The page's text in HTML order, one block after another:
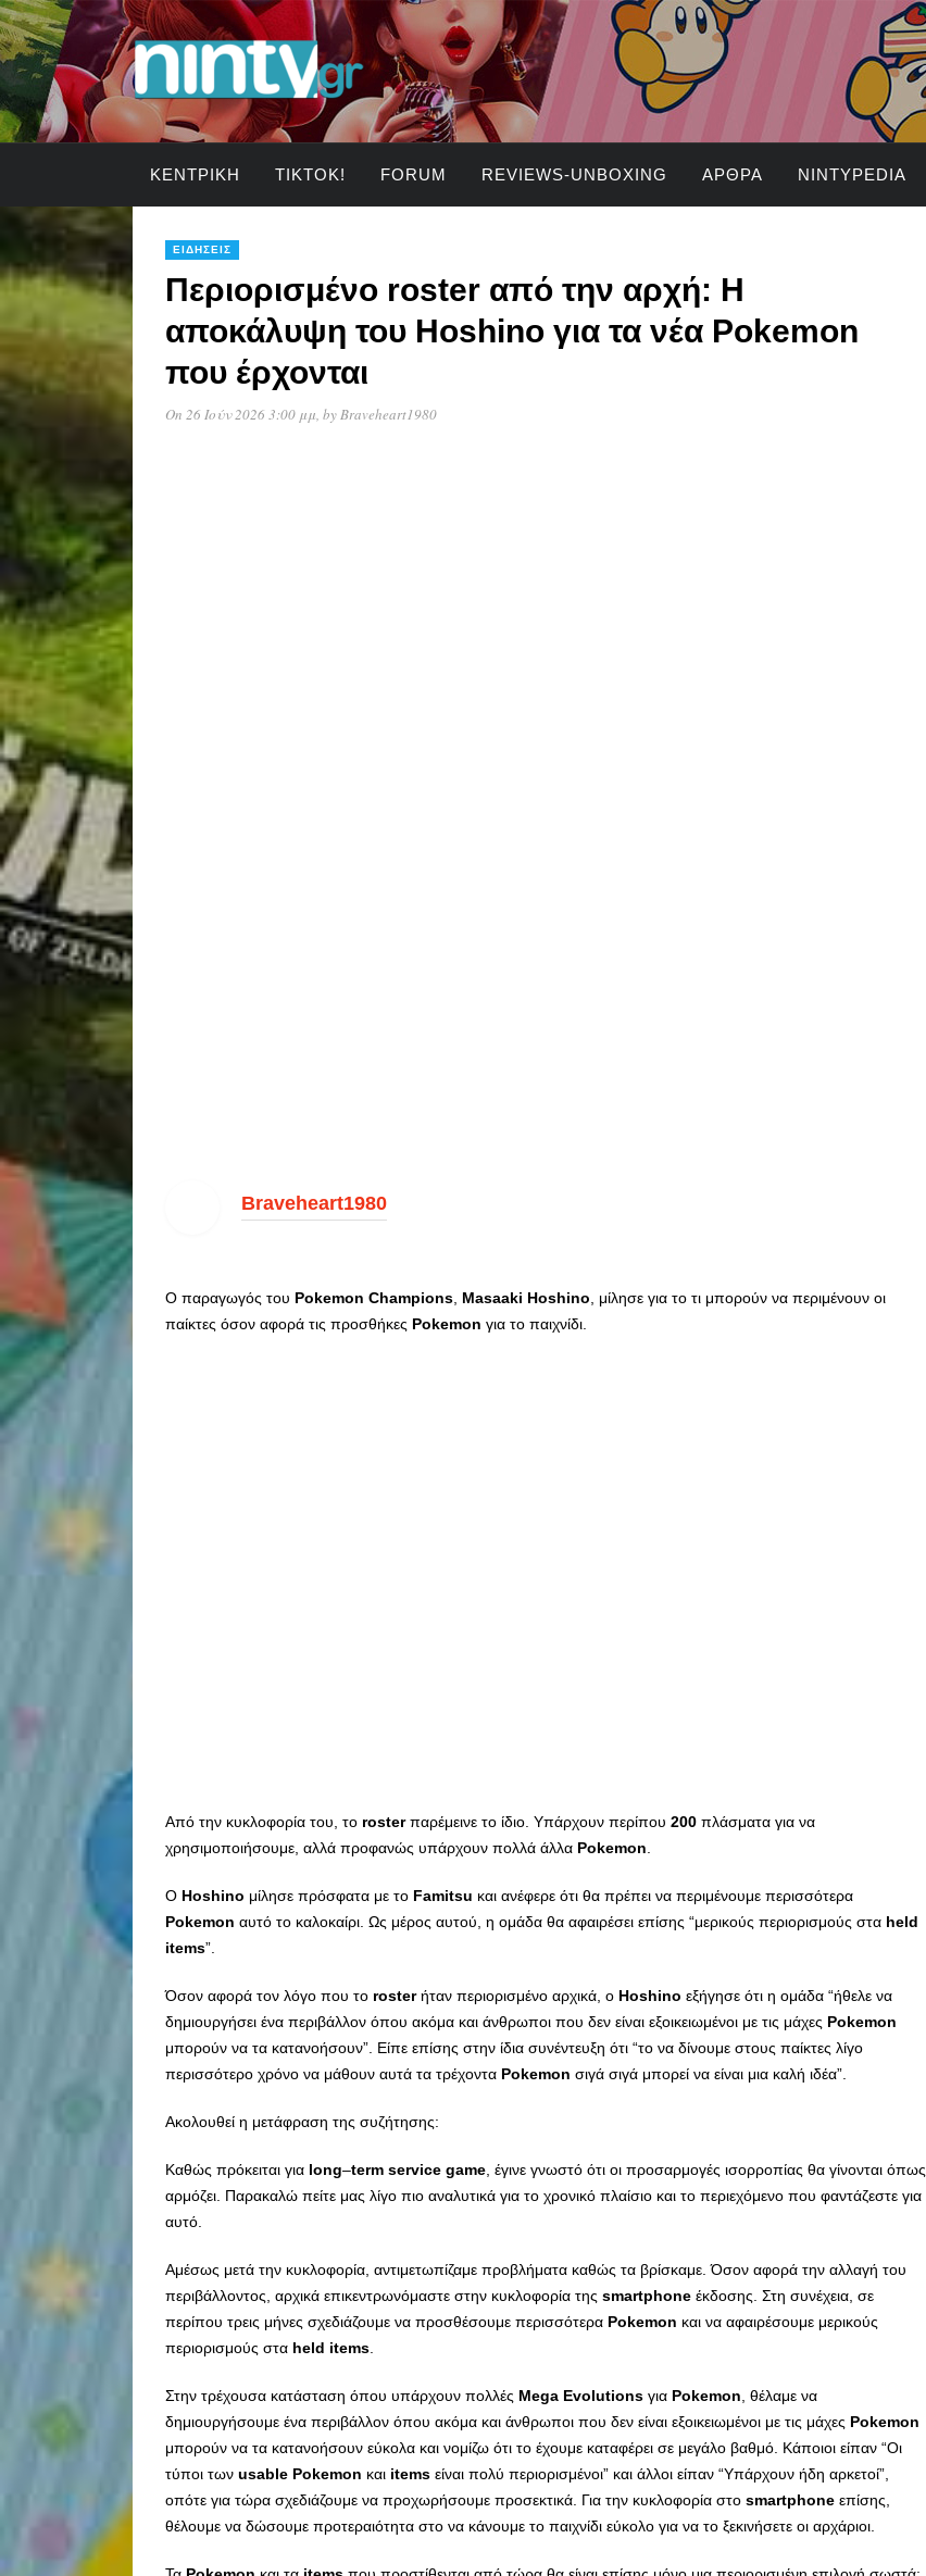
ΚΕΝΤΡΙΚΉ TIKTOK! FORUM REVIEWS-UNBOXING ΆΡΘΡΑ NINTYPEDIA
ΕΙΔΉΣΕΙΣ
Περιορισμένο roster από την αρχή: Η
αποκάλυψη του Hoshino για τα νέα Pokemon
που έρχονται
On 26 Ιούν 2026 3:00 μμ, byBraveheart1980
Braveheart1980
Ο παραγωγός του Pokemon Champions Masaaki Hoshino , μίλησε για το τι μπορούν να περιμένουν οι
παίκτες όσον αφορά τις προσθήκες Pokemon για το παιχνίδι.
Από την κυκλοφορία του, το rosterπαρέμεινε το ίδιο. Υπάρχουν περίπου 200 πλάσματα για να
χρησιμοποιήσουμε, αλλά προφανώς υπάρχουν πολλά άλλα Pokemon
Ο Hoshino μίλησε πρόσφατα με το Famitsu και ανέφερε ότι θα πρέπει να περιμένουμε περισσότερα
Pokemon αυτό το καλοκαίρι. Ως μέρος αυτού, η ομάδα θα αφαιρέσει επίσης “μερικούς περιορισμούς στα held
items”.
Όσον αφορά τον λόγο που το rosterήταν περιορισμένο αρχικά, ο Hoshino εξήγησε ότι η ομάδα “ήθελε να
δημιουργήσει ένα περιβάλλον όπου ακόμα και άνθρωποι που δεν είναι εξοικειωμένοι με τις μάχες Pokemon
μπορούν να τα κατανοήσουν”. Είπε επίσης στην ίδια συνέντευξη ότι “το να δίνουμε στους παίκτες λίγο
περισσότερο χρόνο να μάθουν αυτά τα τρέχοντα Pokemon σιγά σιγά μπορεί να είναι μια καλή ιδέα”.
Ακολουθεί η μετάφραση της συζήτησης:
Καθώς πρόκειται για long–term service game , έγινε γνωστό ότι οι προσαρμογές ισορροπίας θα γίνονται όπως
αρμόζει. Παρακαλώ πείτε μας λίγο πιο αναλυτικά για το χρονικό πλαίσιο και το περιεχόμενο που φαντάζεστε για
αυτό.
Αμέσως μετά την κυκλοφορία, αντιμετωπίζαμε προβλήματα καθώς τα βρίσκαμε. Όσον αφορά την αλλαγή του
περιβάλλοντος, αρχικά επικεντρωνόμαστε στην κυκλοφορία της smartphone έκδοσης. Στη συνέχεια, σε
περίπου τρεις μήνες σχεδιάζουμε να προσθέσουμε περισσότερα Pokemon και να αφαιρέσουμε μερικούς
περιορισμούς στα held items
Στην τρέχουσα κατάσταση όπου υπάρχουν πολλές Mega Evolutions για Pokemon , θέλαμε να
δημιουργήσουμε ένα περιβάλλον όπου ακόμα και άνθρωποι που δεν είναι εξοικειωμένοι με τις μάχες Pokemon
μπορούν να τα κατανοήσουν εύκολα και νομίζω ότι το έχουμε καταφέρει σε μεγάλο βαθμό. Κάποιοι είπαν “Οι
τύποι των usable Pokemon και items είναι πολύ περιορισμένοι” και άλλοι είπαν “Υπάρχουν ήδη αρκετοί”,
οπότε για τώρα σχεδιάζουμε να προχωρήσουμε προσεκτικά. Για την κυκλοφορία στο smartphone επίσης,
θέλουμε να δώσουμε προτεραιότητα στο να κάνουμε το παιχνίδι εύκολο για να το ξεκινήσετε οι αρχάριοι.